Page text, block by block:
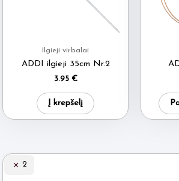
2
Ilgieji virbalai
ADDI ilgieji 35cm Nr.2
3.95 €
Į krepšelį